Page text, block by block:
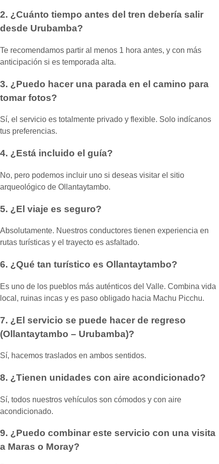
2. ¿Cuánto tiempo antes del tren debería salir
desde Urubamba?
Te recomendamos partir al menos 1 hora antes, y con más
anticipación si es temporada alta.
3. ¿Puedo hacer una parada en el camino para
tomar fotos?
Sí, el servicio es totalmente privado y flexible. Solo indícanos
tus preferencias.
4. ¿Está incluido el guía?
No, pero podemos incluir uno si deseas visitar el sitio
arqueológico de Ollantaytambo.
5. ¿El viaje es seguro?
Absolutamente. Nuestros conductores tienen experiencia en
rutas turísticas y el trayecto es asfaltado.
6. ¿Qué tan turístico es Ollantaytambo?
Es uno de los pueblos más auténticos del Valle. Combina vida
local, ruinas incas y es paso obligado hacia Machu Picchu.
7. ¿El servicio se puede hacer de regreso
(Ollantaytambo – Urubamba)?
Sí, hacemos traslados en ambos sentidos.
8. ¿Tienen unidades con aire acondicionado?
Sí, todos nuestros vehículos son cómodos y con aire
acondicionado.
9. ¿Puedo combinar este servicio con una visita
a Maras o Moray?